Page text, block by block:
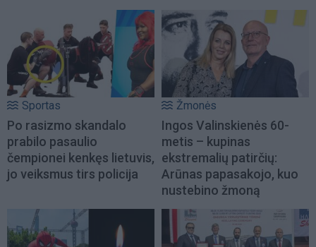
Sportas
Po rasizmo skandalo
prabilo pasaulio
čempionei kenkęs lietuvis,
jo veiksmus tirs policija
Žmonės
Ingos Valinskienės 60-
metis – kupinas
ekstremalių patirčių:
Arūnas papasakojo, kuo
nustebino žmoną